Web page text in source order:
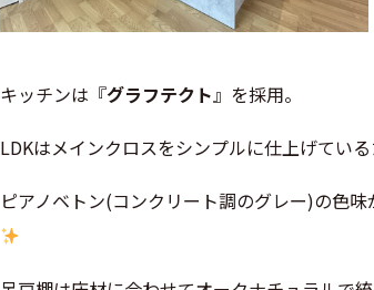
キッチンは『グラフテクト 』を採用。
LDKはメインクロスをシンプルに仕上げている
ピアノベトン(コンクリート調のグレー)の色